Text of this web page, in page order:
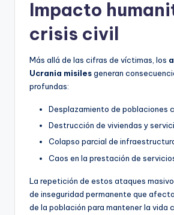
Impacto
crisis civil
Más allá de las cifras de víctimas, los
Ucrania misilesgeneran
profundas:
Desplazamiento de poblaciones
Destrucción de viviendas y
Colapso parcial de
Caos en la prestación de
La repetición de estos ataques
de inseguridad permanente que
de la población para mantener la vida